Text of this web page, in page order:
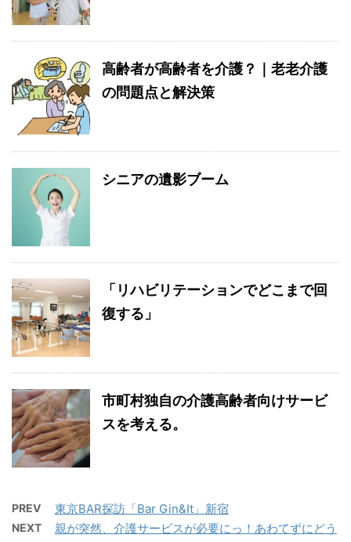
高齢者が高齢者を介護？｜老老介護
の問題点と解決策
シニアの遺影ブーム
「リハビリテーションでどこまで回
復する」
市町村独自の介護高齢者向けサービ
スを考える。
PREV 東京BAR探訪「Bar Gin&It」新宿
NEXT
親が突然、介護サービスが必要にっ！あわてずにどう